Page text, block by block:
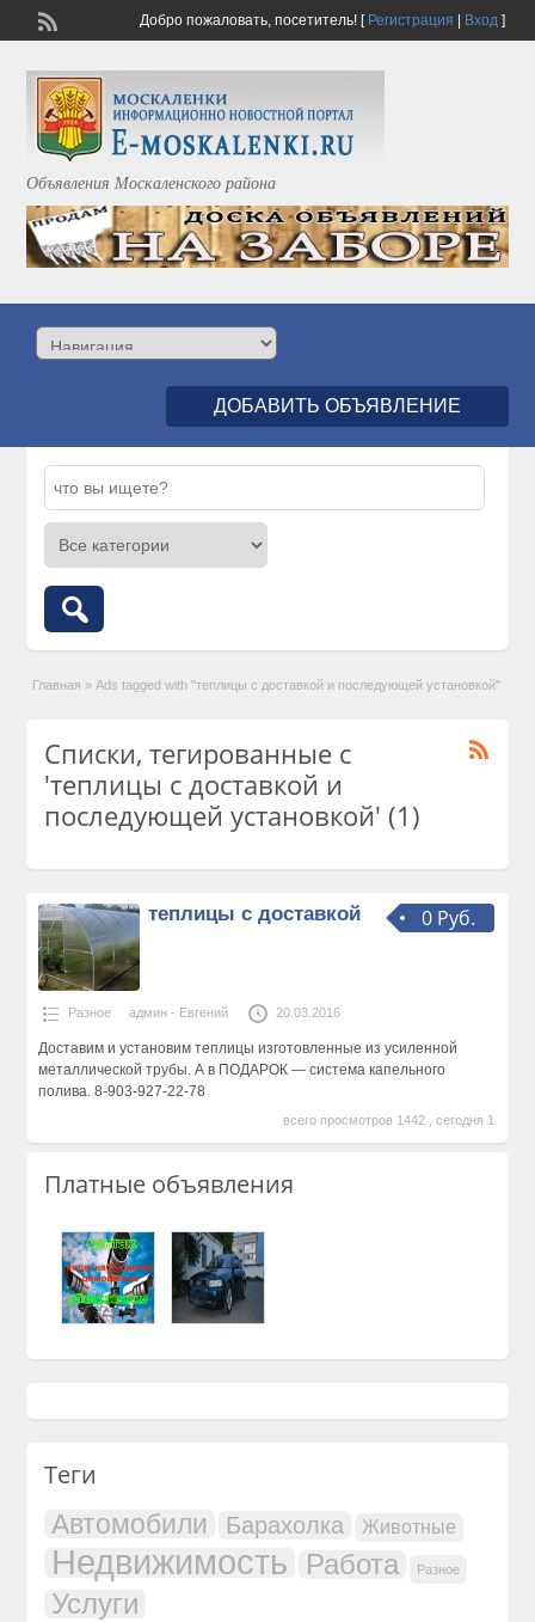
Добро пожаловать, посетитель![ Регистрация Вход]
Объявления Москаленского района
ДОБАВИТЬ ОБЪЯВЛЕНИЕ
Главная » Ads tagged with "теплицы с доставкой и последующей установкой"
Списки, тегированные с
'теплицы с доставкой и
последующей установкой' (1)
0 Руб.
теплицы с доставкой
Разное админ - Евгений 20.03.2016
Доставим и установим теплицы изготовленные из усиленной
металлической трубы. А в ПОДАРОК — система капельного
полива. 8-903-927-22-78
всего просмотров 1442 , сегодня 1
Платные объявления
Теги
Автомобили Барахолка Животные
Недвижимость Работа Разное
Услуги